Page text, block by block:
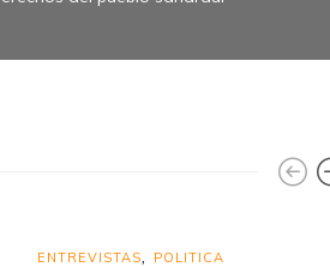
ENTREVISTAS POLITICA